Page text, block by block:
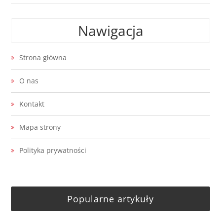
Nawigacja
Strona główna
O nas
Kontakt
Mapa strony
Polityka prywatności
Popularne artykuły